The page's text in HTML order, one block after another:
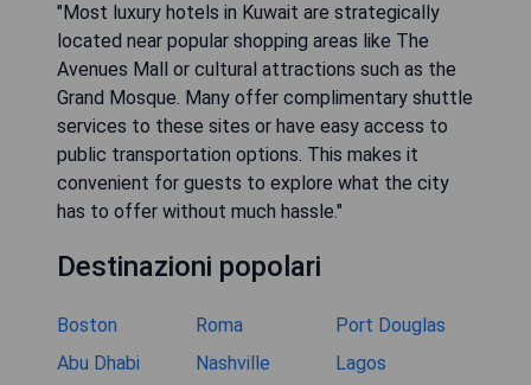
"Most luxury hotels in Kuwait are strategically
located near popular shopping areas like The
Avenues Mall or cultural attractions such as the
Grand Mosque. Many offer complimentary shuttle
services to these sites or have easy access to
public transportation options. This makes it
convenient for guests to explore what the city
has to offer without much hassle."
Destinazioni popolari
Boston Roma
Port Douglas
Abu Dhabi
Nashville Lagos